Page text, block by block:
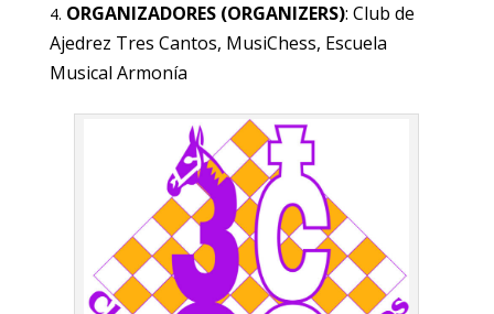
ORGANIZADORES (ORGANIZERS): Club de
Ajedrez Tres Cantos, MusiChess, Escuela
Musical Armonía